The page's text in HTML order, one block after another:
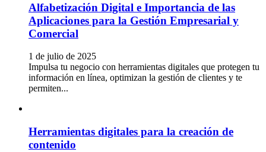
Alfabetización Digital e Importancia de las
Aplicaciones para la Gestión Empresarial y
Comercial
1 de julio de 2025
Impulsa tu negocio con herramientas digitales que protegen tu
información en línea, optimizan la gestión de clientes y te
permiten...
Herramientas digitales para la creación de
contenido